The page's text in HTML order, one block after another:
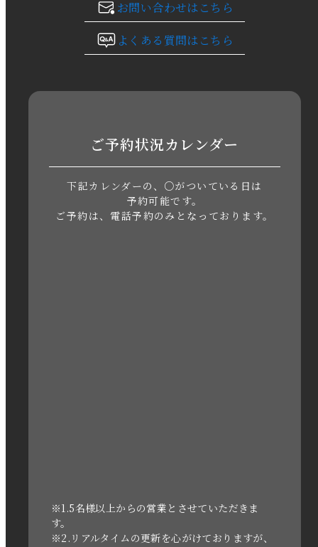
2023年10月
2023年8月
2023年5月
2021年3月
2020年11月
お問い合わせはこちら
よくある質問はこちら
ご予約状況カレンダー
下記カレンダーの、○がついている日は
予約可能です。
ご予約は、電話予約のみとなっております。
※1.5名様以上からの営業とさせていただきま
す。
※2.リアルタイムの更新を心がけておりますが、